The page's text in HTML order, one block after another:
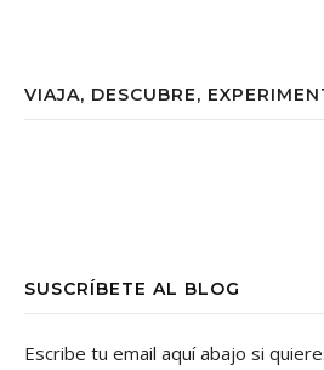
VIAJA, DESCUBRE,
SUSCRÍBETE AL BLOG
Escribe tu email aquí abajo si